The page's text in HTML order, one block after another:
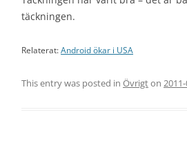
täckningen.
Relaterat: Android ökar i USA
This entry was posted in Övrigton